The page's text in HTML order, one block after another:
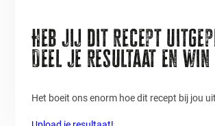
Heb jij dit recept
Deel je resultaat en win
Het boeit ons enorm hoe dit recept bij jou